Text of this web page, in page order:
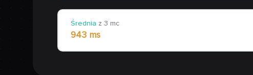
Średnia z 3 mc
943 ms